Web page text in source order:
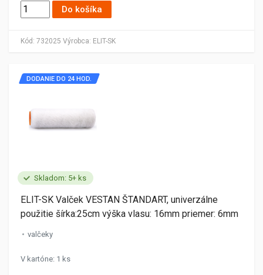
Kód: 732025 Výrobca: ELIT-SK
Do košíka
Skladom: 5+ ks
DODANIE DO 24 HOD.
ELIT-SK Valček VESTAN ŠTANDART, univerzálne
použitie šírka:25cm výška vlasu: 16mm priemer: 6mm
valčeky
V kartóne: 1 ks